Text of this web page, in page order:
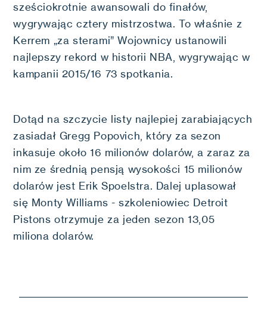
sześciokrotnie awansowali do finałów,
wygrywając cztery mistrzostwa. To właśnie z
Kerrem „za sterami” Wojownicy ustanowili
najlepszy rekord w historii NBA, wygrywając w
kampanii 2015/16 73 spotkania.
Dotąd na szczycie listy najlepiej zarabiających
zasiadał Gregg Popovich, który za sezon
inkasuje około 16 milionów dolarów, a zaraz za
nim ze średnią pensją wysokości 15 milionów
dolarów jest Erik Spoelstra. Dalej uplasował
się Monty Williams - szkoleniowiec Detroit
Pistons otrzymuje za jeden sezon 13,05
miliona dolarów.